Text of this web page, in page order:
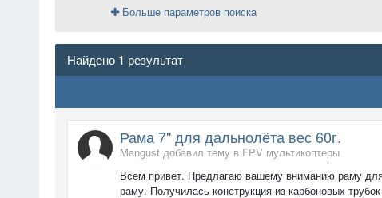
Больше параметров поиска
Найдено 1 результат
Рама 7" для дальнолёта вес 60г.
Mangust добавил тему в FPV мультикоптеры
Всем привет. Предлагаю вашему вниманию раму
раму. Получилась конструкция из карбоновых